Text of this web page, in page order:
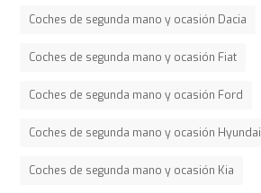
Coches de segunda mano y ocasión Dacia
Coches de segunda mano y ocasión Fiat
Coches de segunda mano y ocasión Ford
Coches de segunda mano y ocasión Hyundai
Coches de segunda mano y ocasión Kia